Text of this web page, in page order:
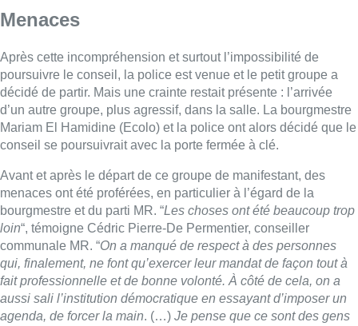
Menaces
Après cette incompréhension et surtout l’impossibilité de
poursuivre le conseil, la police est venue et le petit groupe a
décidé de partir. Mais une crainte restait présente : l’arrivée
d’un autre groupe, plus agressif, dans la salle. La bourgmestre
Mariam El Hamidine (Ecolo) et la police ont alors décidé que le
conseil se poursuivrait avec la porte fermée à clé.
Avant et après le départ de ce groupe de manifestant, des
menaces ont été proférées, en particulier à l’égard de la
bourgmestre et du parti MR. “Les choses ont été beaucoup trop
loin“, témoigne Cédric Pierre-De Permentier, conseiller
communale MR. “On a manqué de respect à des personnes
qui, finalement, ne font qu’exercer leur mandat de façon tout à
fait professionnelle et de bonne volonté. À côté de cela, on a
aussi sali l’institution démocratique en essayant d’imposer un
agenda, de forcer la main. (…) Je pense que ce sont des gens